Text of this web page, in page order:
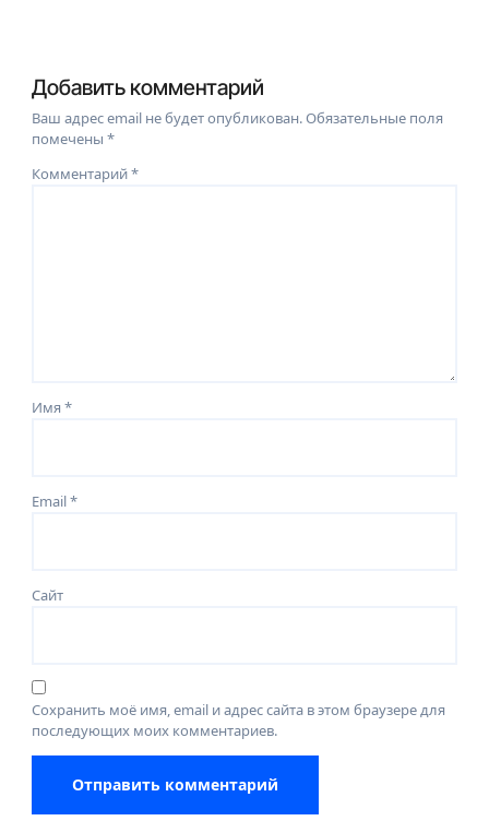
Добавить комментарий
Ваш адрес email не будет опубликован.Обязательные поля
помечены*
Комментарий*
Имя*
Email*
Сайт
Сохранить моё имя, email и адрес сайта в этом браузере для
последующих моих комментариев.